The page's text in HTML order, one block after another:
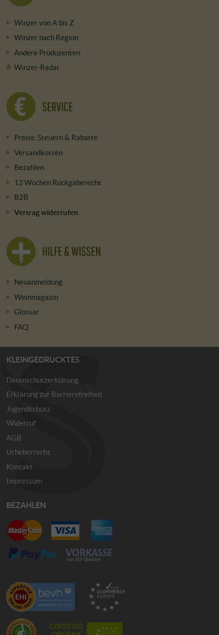
Winzer von A bis Z
Winzer nach Region
Andere Produzenten
Winzer-Radar
SERVICE
Preise, Steuern & Rabatte
Versandkosten
Bezahlen
12 Wochen Rückgaberecht
B2B
Vertrag widerrufen
HILFE & WISSEN
Neuanmeldung
Weinmagazin
Glossar
FAQ
KLEINGEDRUCKTES
Datenschutzerklärung
Erklärung zur Barrierefreiheit
Jugendschutz
Widerruf
AGB
Urheberrecht
Kontakt
Impressum
BEZAHLEN